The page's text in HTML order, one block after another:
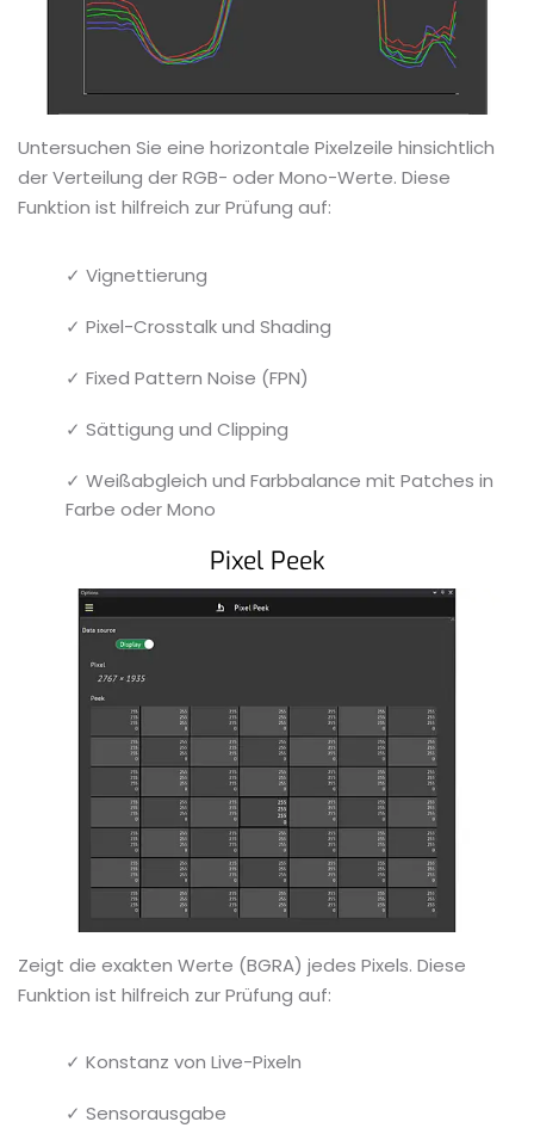
Untersuchen Sie eine horizontale Pixelzeile hinsichtlich
der Verteilung der RGB- oder Mono-Werte. Diese
Funktion ist hilfreich zur Prüfung auf:
✓ Vignettierung
✓ Pixel-Crosstalk und Shading
✓ Fixed Pattern Noise (FPN)
✓ Sättigung und Clipping
✓ Weißabgleich und Farbbalance mit Patches in
Farbe oder Mono
Pixel Peek
Zeigt die exakten Werte (BGRA) jedes Pixels. Diese
Funktion ist hilfreich zur Prüfung auf:
✓ Konstanz von Live-Pixeln
✓ Sensorausgabe